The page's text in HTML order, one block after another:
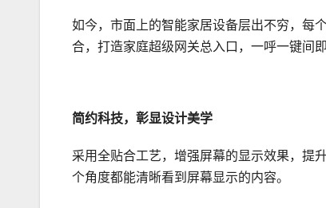
如今，市面上的智能家居设备层出不穷，每
合，打造家庭超级网关总入口，一呼一键间
简约科技，彰显设计美学
采用全贴合工艺，增强屏幕的显示效果，提
个角度都能清晰看到屏幕显示的内容。